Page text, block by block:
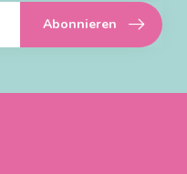
Abonnieren